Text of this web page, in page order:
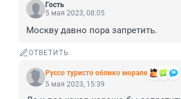
Гость
5 мая 2023, 08:05
Москву давно пора запретить.
ОТВЕТИТЬ
Руссо туристо облико морале
5 мая 2023, 15:39